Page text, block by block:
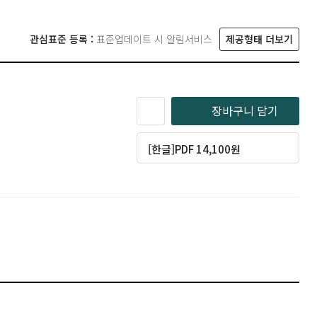
관심표준 등록 : 표준업데이트 시 알림서비스 제공형태 더보기
장바구니 담기
[한글]PDF 14,100원